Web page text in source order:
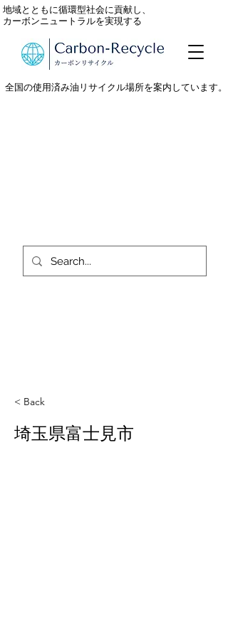
全国の使用済み油リサイクル場所を案内しています。
地域とともに循環型社会に貢献し、
カーボンニュートラルを実現する
< Back
埼玉県富士見市